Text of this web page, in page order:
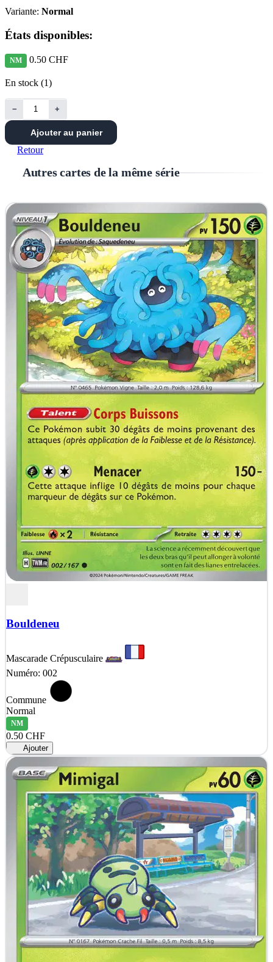
Variante: Normal
États disponibles:
NM 0.50 CHF
En stock (1)
− +
Ajouter au panier
Retour
Autres cartes de la même série
Bouldeneu
Mascarade Crépusculaire
Numéro: 002
Commune
Normal
NM
0.50 CHF
Ajouter